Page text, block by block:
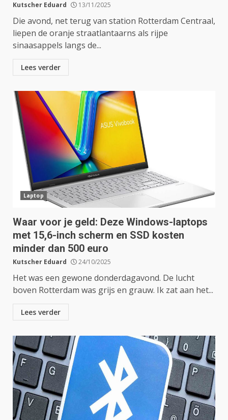
Kutscher Eduard 13/11/2025
Die avond, net terug van station Rotterdam Centraal,
liepen de oranje straatlantaarns als rijpe
sinaasappels langs de...
Lees verder
Laptop
Waar voor je geld: Deze Windows-laptops
met 15,6-inch scherm en SSD kosten
minder dan 500 euro
Kutscher Eduard 24/10/2025
Het was een gewone donderdagavond. De lucht
boven Rotterdam was grijs en grauw. Ik zat aan het...
Lees verder